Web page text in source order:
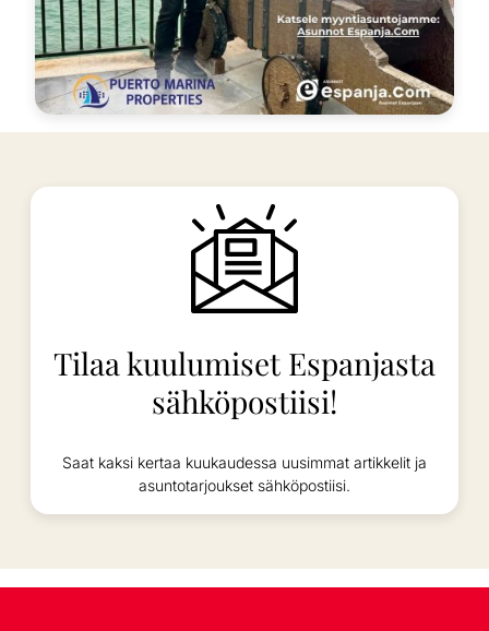
Tilaa kuulumiset Espanjasta
sähköpostiisi!
Saat kaksi kertaa kuukaudessa uusimmat artikkelit ja
asuntotarjoukset sähköpostiisi.